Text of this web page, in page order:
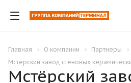
Главная О компании
Партнеры
Мстёрский завод стеновых
Мстёрский